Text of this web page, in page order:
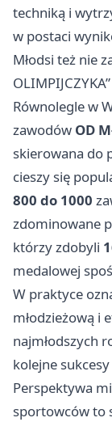
techniką i
w postaci
Młodsi też nie
Równolegle w
zawodów OD
skierowana do
cieszy się
800 do 1000
zdominowane
którzy zdobyli
medalowej
W praktyce
młodzieżową i
najmłodszych
kolejne
Perspektywa
sportowców to